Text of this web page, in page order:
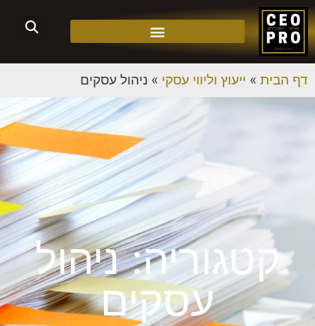
דף הבית » ייעוץ וליווי עסקי » ניהול עסקים
קטגוריה: ניהול
עסקים